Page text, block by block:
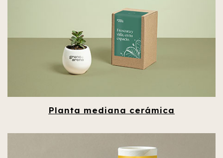
Planta mediana cerámica